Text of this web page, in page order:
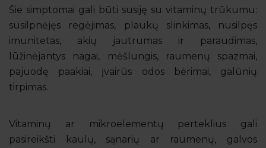
Šie simptomai gali būti susiję su vitaminų trūkumu:
susilpnėjęs regėjimas, plaukų slinkimas, nusilpęs
imunitetas, akių jautrumas ir paraudimas,
lūžinėjantys nagai, mėšlungis, raumenų spazmai,
pajuodę paakiai, įvairūs odos bėrimai, galūnių
tirpimas.
Vitaminų ar mikroelementų perteklius gali
pasireikšti kaulų, sąnarių ar raumenų, galvos